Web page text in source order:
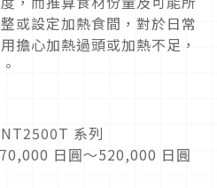
或設定加熱食間，對於日常
擔心加熱過頭或加熱不足，
系列
日圓〜520,000 日圓